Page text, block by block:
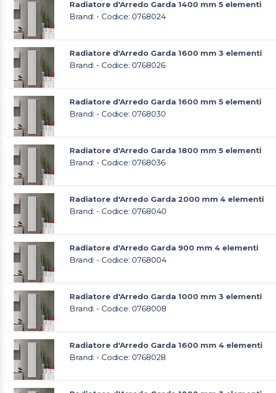
Radiatore d'Arredo Garda 1400 mm 5 elementi
Brand: - Codice: 0768024
Radiatore d'Arredo Garda 1600 mm 3 elementi
Brand: - Codice: 0768026
Radiatore d'Arredo Garda 1600 mm 5 elementi
Brand: - Codice: 0768030
Radiatore d'Arredo Garda 1800 mm 5 elementi
Brand: - Codice: 0768036
Radiatore d'Arredo Garda 2000 mm 4 elementi
Brand: - Codice: 0768040
Radiatore d'Arredo Garda 900 mm 4 elementi
Brand: - Codice: 0768004
Radiatore d'Arredo Garda 1000 mm 3 elementi
Brand: - Codice: 0768008
Radiatore d'Arredo Garda 1600 mm 4 elementi
Brand: - Codice: 0768028